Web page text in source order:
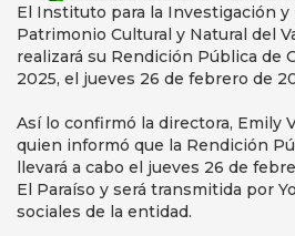
El Instituto para la Investigación y
Patrimonio Cultural y Natural del
realizará su Rendición Pública de
2025, el jueves 26 de febrero de
Así lo confirmó la directora, Emily
quien informó que la Rendición
llevará a cabo el jueves 26 de
El Paraíso y será transmitida por
sociales de la entidad.